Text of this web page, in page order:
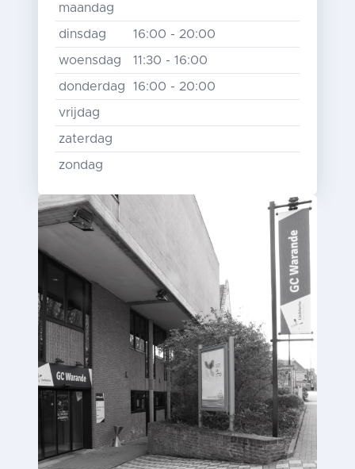
maandag
dinsdag 16:00 - 20:00
woensdag 11:30 - 16:00
donderdag 16:00 - 20:00
vrijdag
zaterdag
zondag